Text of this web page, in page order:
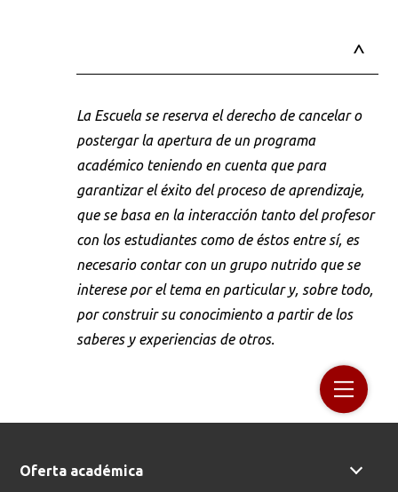
La Escuela se reserva el derecho de cancelar o
postergar la apertura de un programa
académico teniendo en cuenta que para
garantizar el éxito del proceso de aprendizaje,
que se basa en la interacción tanto del profesor
con los estudiantes como de éstos entre sí, es
necesario contar con un grupo nutrido que se
interese por el tema en particular y, sobre todo,
por construir su conocimiento a partir de los
saberes y experiencias de otros.
Oferta académica